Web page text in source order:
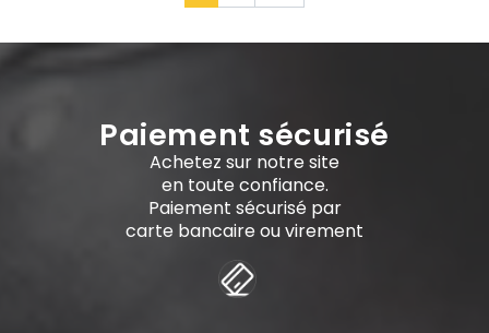
Paiement sécurisé
Achetez sur notre site
en toute confiance.
Paiement sécurisé par
carte bancaire ou virement